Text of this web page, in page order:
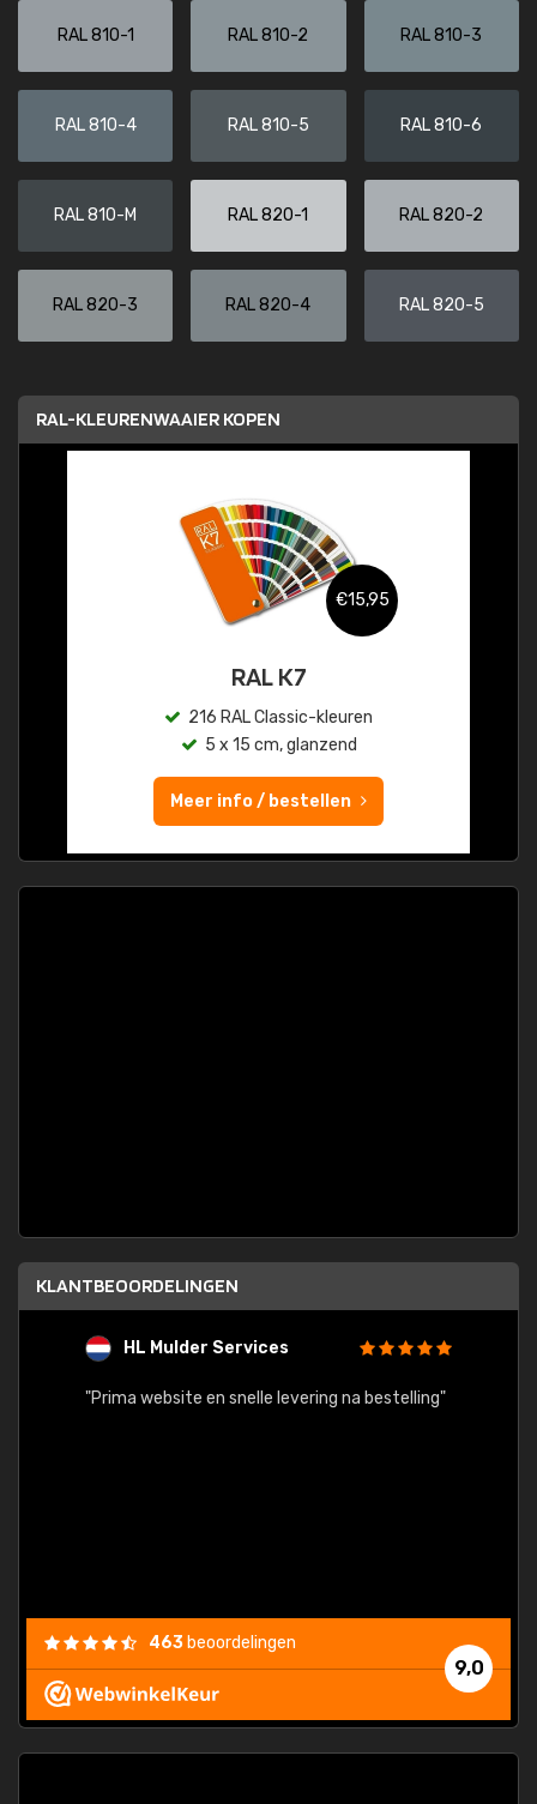
RAL 810-1 RAL 810-2 RAL 810-3
RAL 810-4 RAL 810-5 RAL 810-6
RAL 810-M RAL 820-1 RAL 820-2
RAL 820-3 RAL 820-4 RAL 820-5
RAL-KLEURENWAAIER KOPEN
€15,95
RAL K7
216 RAL Classic-kleuren
5 x 15 cm, glanzend
Meer info / bestellen
KLANTBEOORDELINGEN
HL Mulder Services
"Prima website en snelle levering na bestelling"
9,0
463 beoordelingen